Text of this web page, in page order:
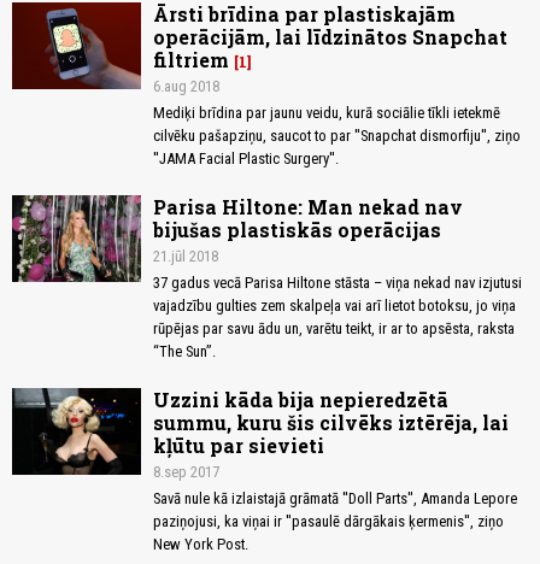
Ārsti brīdina par plastiskajām
operācijām, lai līdzinātos Snapchat
filtriem
1
6.aug 2018
Mediķi brīdina par jaunu veidu, kurā sociālie tīkli ietekmē
cilvēku pašapziņu, saucot to par ''Snapchat dismorfiju'', ziņo
''JAMA Facial Plastic Surgery''.
Parisa Hiltone: Man nekad nav
bijušas plastiskās operācijas
21.jūl 2018
37 gadus vecā Parisa Hiltone stāsta – viņa nekad nav izjutusi
vajadzību gulties zem skalpeļa vai arī lietot botoksu, jo viņa
rūpējas par savu ādu un, varētu teikt, ir ar to apsēsta, raksta
“The Sun”.
Uzzini kāda bija nepieredzētā
summu, kuru šis cilvēks iztērēja, lai
kļūtu par sievieti
8.sep 2017
Savā nule kā izlaistajā grāmatā ''Doll Parts'', Amanda Lepore
paziņojusi, ka viņai ir ''pasaulē dārgākais ķermenis'', ziņo
New York Post.